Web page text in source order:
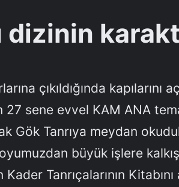
dizinin
çıkıldığında
sene evvel KAM ANA
Gök Tanrıya meydan
büyük işlere
Tanrıçalarının